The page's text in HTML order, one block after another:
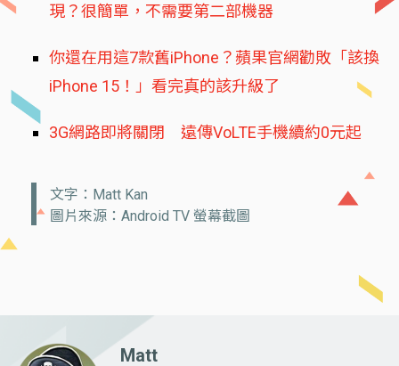
現？很簡單，不需要第二部機器
你還在用這7款舊iPhone？蘋果官網勸敗「該換
iPhone 15！」看完真的該升級了
3G網路即將關閉 遠傳VoLTE手機續約0元起
文字：Matt Kan
圖片來源：Android TV 螢幕截圖
Matt